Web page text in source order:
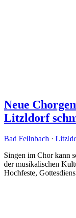
Neue
Litzldorf
Bad Feilnbach ·
Singen im Chor kann
der musikalischen
Hochfeste,